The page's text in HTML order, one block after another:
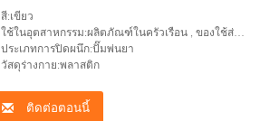
สี:เขียว
ใช้ในอุตสาหกรรม:ผลิตภัณฑ์ในครัวเรือน , ของใช้ส่วนตัว
ประเภทการปิดผนึก:ปั๊มพ่นยา
วัสดุร่างกาย:พลาสติก
ติดต่อตอนนี้